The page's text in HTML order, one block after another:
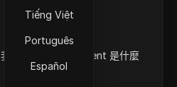
我的瀏覽器 User Agent 是什麼
Tiếng Việt
Português
Español